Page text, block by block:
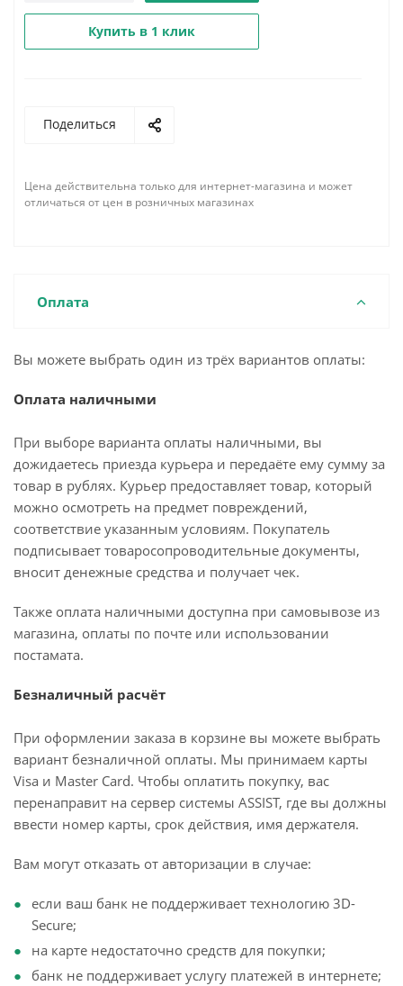
Купить в 1 клик
Поделиться
Цена действительна только для интернет-магазина и может
отличаться от цен в розничных магазинах
Оплата
Вы можете выбрать один из трёх вариантов оплаты:
Оплата наличными
При выборе варианта оплаты наличными, вы
дожидаетесь приезда курьера и передаёте ему сумму за
товар в рублях. Курьер предоставляет товар, который
можно осмотреть на предмет повреждений,
соответствие указанным условиям. Покупатель
подписывает товаросопроводительные документы,
вносит денежные средства и получает чек.
Также оплата наличными доступна при самовывозе из
магазина, оплаты по почте или использовании
постамата.
Безналичный расчёт
При оформлении заказа в корзине вы можете выбрать
вариант безналичной оплаты. Мы принимаем карты
Visa и Master Card. Чтобы оплатить покупку, вас
перенаправит на сервер системы ASSIST, где вы должны
ввести номер карты, срок действия, имя держателя.
Вам могут отказать от авторизации в случае:
если ваш банк не поддерживает технологию 3D-
Secure;
на карте недостаточно средств для покупки;
банк не поддерживает услугу платежей в интернете;